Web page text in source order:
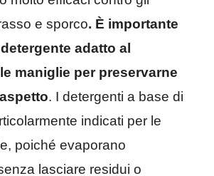
e sporco. È importante
adatto al
maniglie per preservarne
. I detergenti a base di
indicati per le
poiché evaporano
lasciare residui o